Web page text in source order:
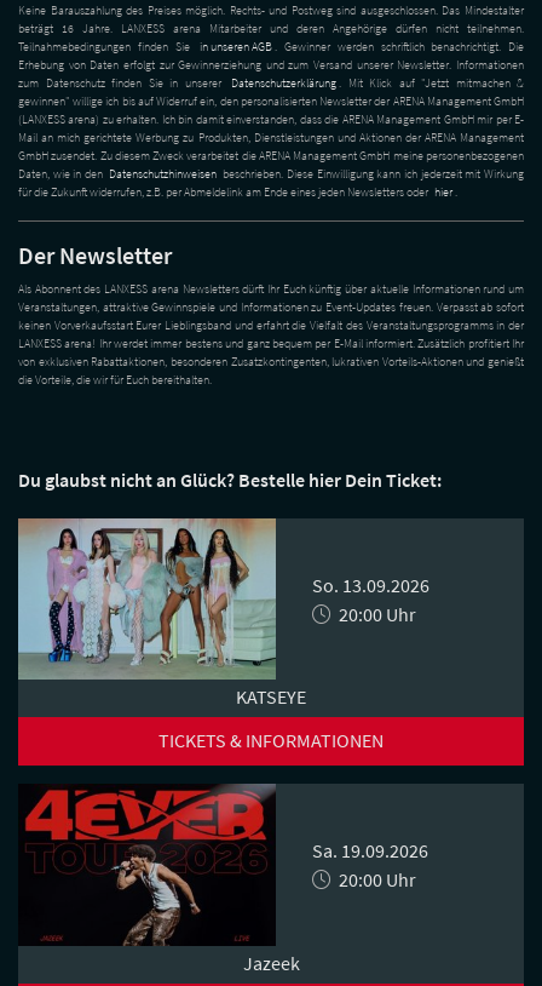
Keine Barauszahlung des Preises möglich. Rechts- und Postweg sind ausgeschlossen. Das Mindestalter
beträgt 16 Jahre. LANXESS arena Mitarbeiter und deren Angehörige dürfen nicht teilnehmen.
Teilnahmebedingungen finden Sie
in unseren AGB. Gewinner werden schriftlich benachrichtigt. Die
Erhebung von Daten erfolgt zur Gewinnerziehung und zum Versand unserer Newsletter. Informationen
zum Datenschutz finden Sie in unserer
Datenschutzerklärung. Mit Klick auf "Jetzt mitmachen &
gewinnen" willige ich bis auf Widerruf ein, den personalisierten Newsletter der ARENA Management GmbH
(LANXESS arena) zu erhalten. Ich bin damit einverstanden, dass die ARENA Management GmbH mir per E-
Mail an mich gerichtete Werbung zu Produkten, Dienstleistungen und Aktionen der ARENA Management
GmbH zusendet. Zu diesem Zweck verarbeitet die ARENA Management GmbH meine personenbezogenen
Daten, wie in den Datenschutzhinweisen beschrieben. Diese Einwilligung kann ich jederzeit mit Wirkung
für die Zukunft widerrufen, z.B. per Abmeldelink am Ende eines jeden Newsletters oder hier.
Der Newsletter
Als Abonnent des LANXESS arena Newsletters dürft Ihr Euch künftig über aktuelle Informationen rund um
Veranstaltungen, attraktive Gewinnspiele und Informationen zu Event-Updates freuen. Verpasst ab sofort
keinen Vorverkaufsstart Eurer Lieblingsband und erfahrt die Vielfalt des Veranstaltungsprogramms in der
LANXESS arena! Ihr werdet immer bestens und ganz bequem per E-Mail informiert. Zusätzlich profitiert Ihr
von exklusiven Rabattaktionen, besonderen Zusatzkontingenten, lukrativen Vorteils-Aktionen und genießt
die Vorteile, die wir für Euch bereithalten.
Du glaubst nicht an Glück? Bestelle hier Dein Ticket:
So. 13.09.2026
20:00 Uhr
KATSEYE
TICKETS & INFORMATIONEN
Sa. 19.09.2026
20:00 Uhr
Jazeek